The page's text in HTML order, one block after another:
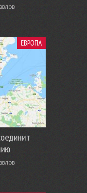
ЕВРОПА